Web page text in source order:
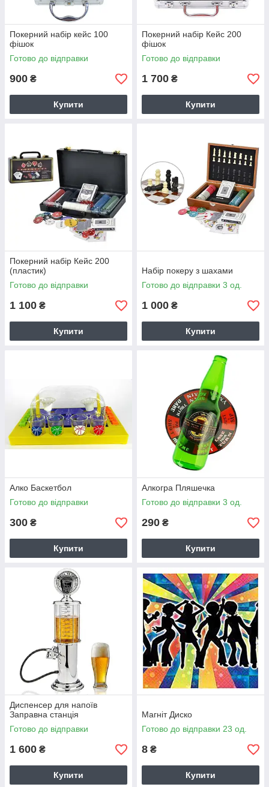
Покерний набір кейс 100
фішок
Готово до відправки
900 ₴
Купити
Покерний набір Кейс 200
фішок
Готово до відправки
1 700 ₴
Купити
Покерний набір Кейс 200
(пластик)
Готово до відправки
1 100 ₴
Купити
Набір покеру з шахами
Готово до відправки 3 од.
1 000 ₴
Купити
Алко Баскетбол
Готово до відправки
300 ₴
Купити
Алкогра Пляшечка
Готово до відправки 3 од.
290 ₴
Купити
Диспенсер для напоїв
Заправна станція
Готово до відправки
1 600 ₴
Купити
Магніт Диско
Готово до відправки 23 од.
8 ₴
Купити